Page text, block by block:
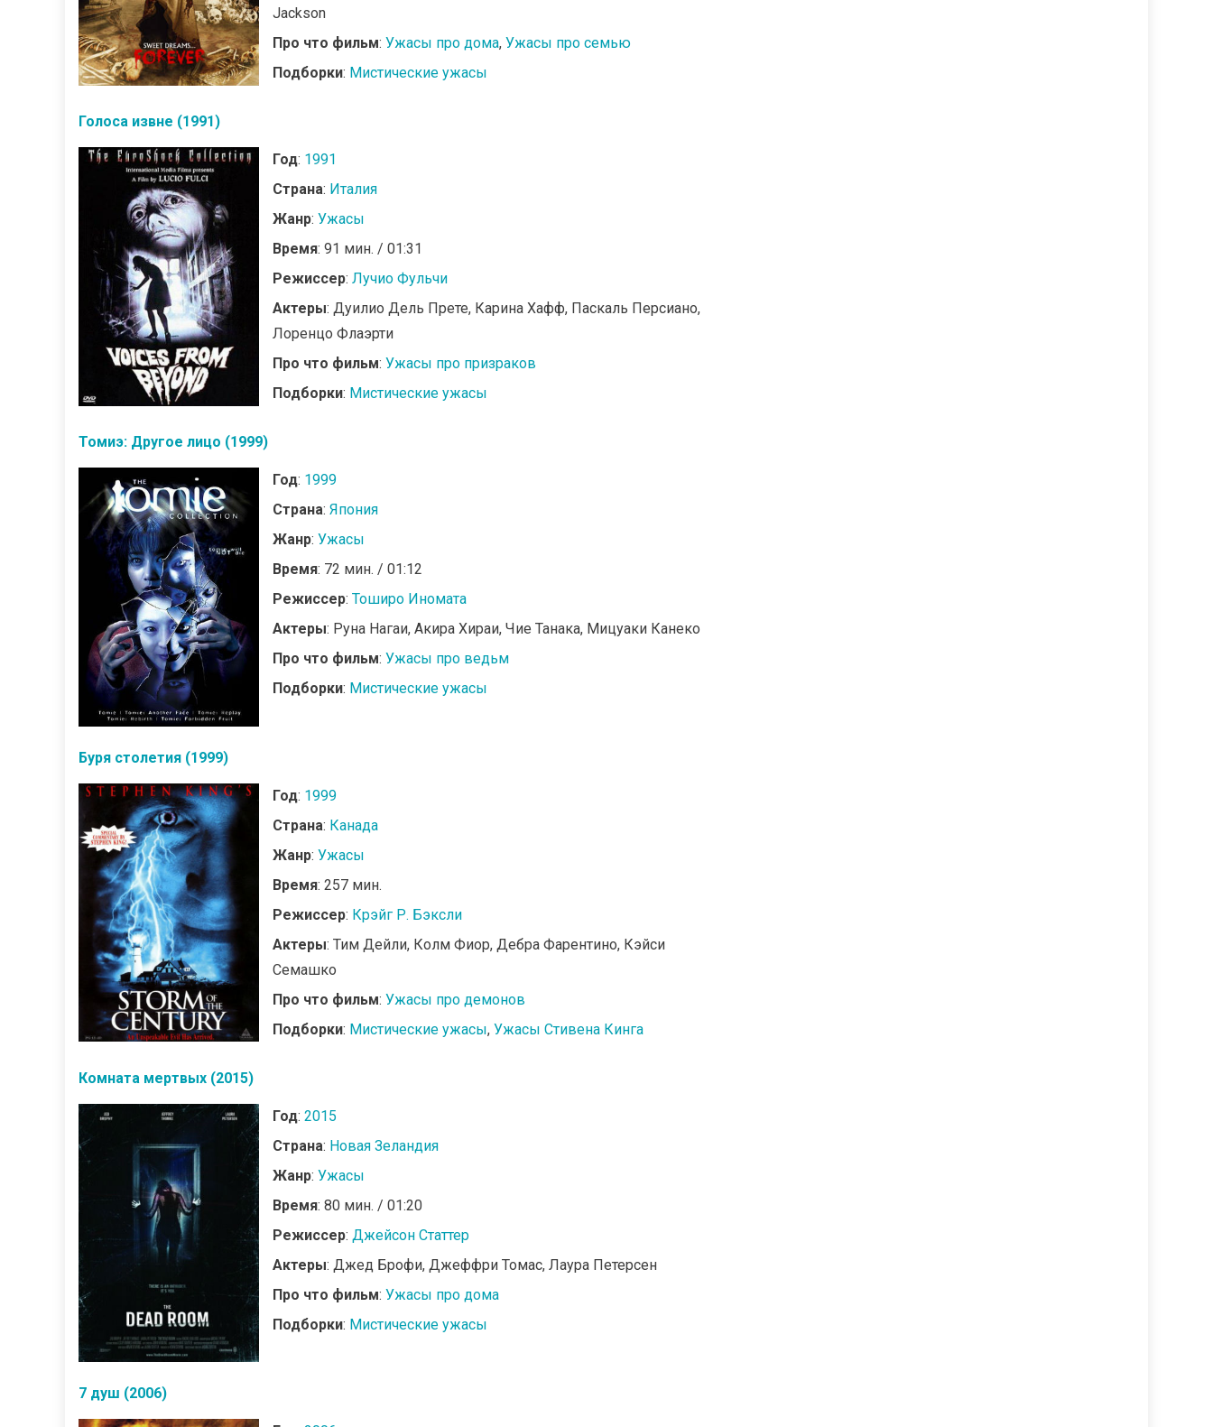
Jackson
Про что фильм: Ужасы про дома, Ужасы про семью
Подборки: Мистические ужасы
Голоса извне (1991)
Год: 1991
Страна: Италия
Жанр: Ужасы
Время: 91 мин. / 01:31
Режиссер: Лучио Фульчи
Актеры: Дуилио Дель Прете, Карина Хафф, Паскаль Персиано,
Лоренцо Флаэрти
Про что фильм: Ужасы про призраков
Подборки: Мистические ужасы
Томиэ: Другое лицо (1999)
Год: 1999
Страна: Япония
Жанр: Ужасы
Время: 72 мин. / 01:12
Режиссер: Тоширо Иномата
Актеры: Руна Нагаи, Акира Хираи, Чие Танака, Мицуаки Канеко
Про что фильм: Ужасы про ведьм
Подборки: Мистические ужасы
Буря столетия (1999)
Год: 1999
Страна: Канада
Жанр: Ужасы
Время: 257 мин.
Режиссер: Крэйг Р. Бэксли
Актеры: Тим Дейли, Колм Фиор, Дебра Фарентино, Кэйси
Семашко
Про что фильм: Ужасы про демонов
Подборки: Мистические ужасы, Ужасы Стивена Кинга
Комната мертвых (2015)
Год: 2015
Страна: Новая Зеландия
Жанр: Ужасы
Время: 80 мин. / 01:20
Режиссер: Джейсон Статтер
Актеры: Джед Брофи, Джеффри Томас, Лаура Петерсен
Про что фильм: Ужасы про дома
Подборки: Мистические ужасы
7 душ (2006)